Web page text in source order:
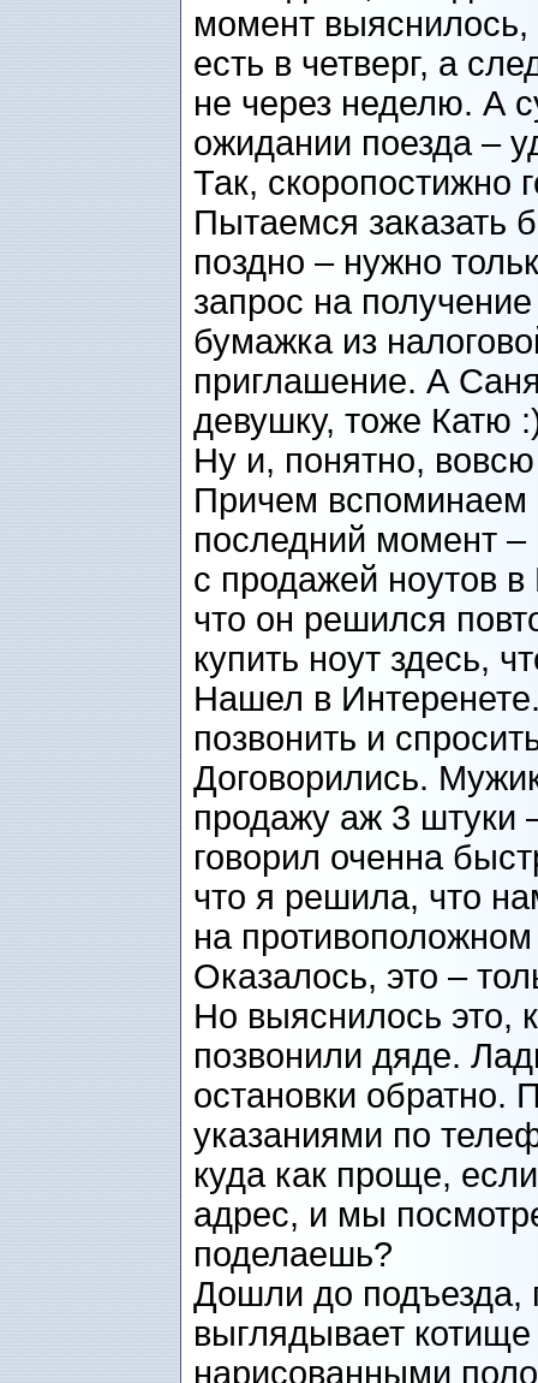
момент выяснилось,
есть в четверг, а
не через неделю. А
ожидании поезда –
Так, скоропостижно
Пытаемся заказать
поздно – нужно
запрос на
бумажка из
приглашение. А
девушку, тоже Катю
Ну и, понятно,
Причем вспоминаем
последний момент
с продажей ноутов
что он решился
купить ноут здесь,
Нашел в
позвонить и
Договорились.
продажу аж 3 штуки
говорил оченна
что я решила, что
на
Оказалось, это –
Но выяснилось это,
позвонили дяде.
остановки обратно.
указаниями по
куда как проще,
адрес, и мы
поделаешь?
Дошли до подъезда,
выглядывает
нарисованными